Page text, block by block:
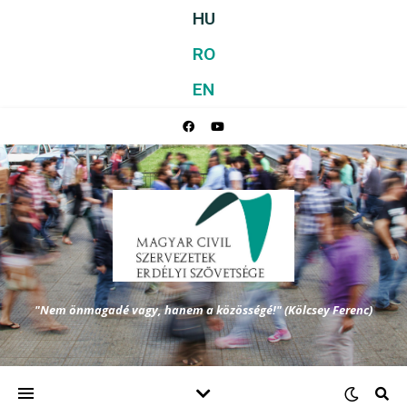
HU
RO
EN
"Nem önmagadé vagy, hanem a közösségé!" (Kölcsey Ferenc)